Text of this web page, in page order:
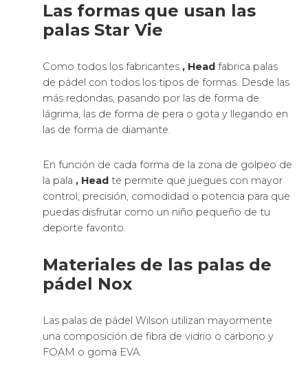
Las formas que usan las
palas Star Vie
Como todos los fabricantes , Head fabrica palas
de pádel con todos los tipos de formas. Desde las
más redondas, pasando por las de forma de
lágrima, las de forma de pera o gota y llegando en
las de forma de diamante.
En función de cada forma de la zona de golpeo de
la pala , Head te permite que juegues con mayor
control, precisión, comodidad o potencia para que
puedas disfrutar como un niño pequeño de tu
deporte favorito.
Materiales de las palas de
pádel Nox
Las palas de pádel Wilson utilizan mayormente
una composición de fibra de vidrio o carbono y
FOAM o goma EVA.